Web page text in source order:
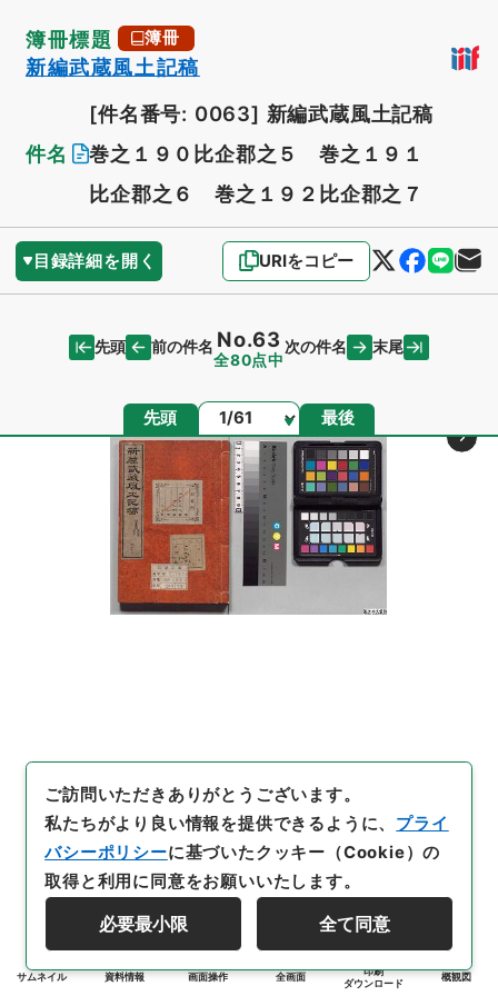
簿冊標題 簿冊
新編武蔵風土記稿
件名
[件名番号: 0063] 新編武蔵風土記稿
巻之１９０比企郡之５ 巻之１９１
比企郡之６ 巻之１９２比企郡之７
目録詳細を開く URIをコピー
先頭 前の件名 No.63
全80点中
次の件名 末尾
先頭 ページ 最後
サムネイル 資料情報 画面操作 全画面
印刷
ダウンロード
概観図
ご訪問いただきありがとうございます。
私たちがより良い情報を提供できるように、 プライ
バシーポリシーに基づいたクッキー（Cookie）の
取得と利用に同意をお願いいたします。
必要最小限 全て同意